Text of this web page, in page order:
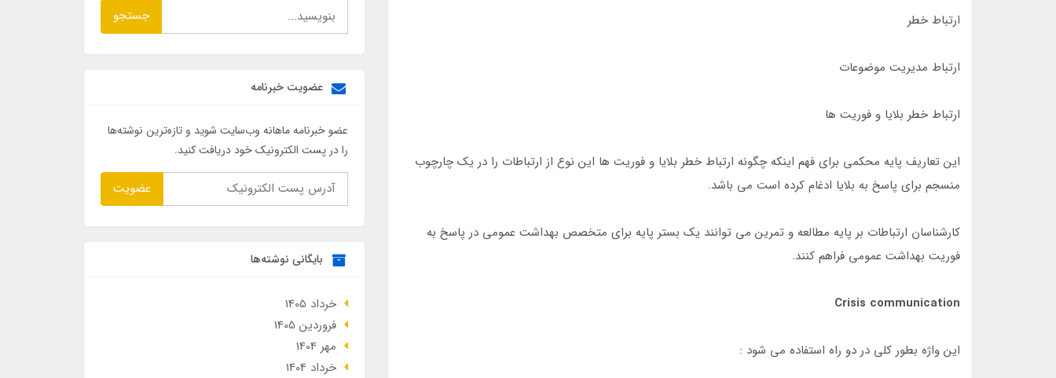
ارتباط خطر
ارتباط مدیریت موضوعات
ارتباط خطر بلایا و فوریت ها
این تعاریف پایه محکمی برای فهم اینکه چگونه ارتباط خطر بلایا و فوریت ها این نوع از ارتباطات را در یک چارچوب
منسجم برای پاسخ به بلایا ادغام کرده است می باشد.
کارشناسان ارتباطات بر پایه مطالعه و تمرین می توانند یک بستر پایه برای متخصص بهداشت عمومی در پاسخ به
فوریت بهداشت عمومی فراهم کنند.
Crisis communication
این واژه بطور کلی در دو راه استفاده می شود :
جستجو
عضویت خبرنامه
عضو خبرنامه ماهانه وب‌سایت شوید و تازه‌ترین نوشته‌ها
را در پست الکترونیک خود دریافت کنید.
عضویت
بایگانی نوشته‌ها
خرداد 1405
فروردین 1405
مهر 1404
خرداد 1404